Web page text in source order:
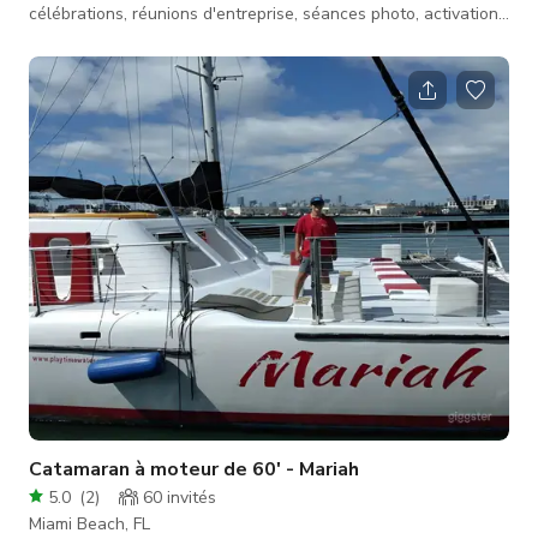
célébrations, réunions d'entreprise, séances photo, activations
de plans ouverts polyvalents, d'une décoration soignée et
d'une atmosphère de luxe discret, cet espace est conçu pour
impressionner. Des fenêtres du sol au plafond et des détails
architecturaux chics créent une ambiance lumineuse
Catamaran à moteur de 60' - Mariah
5.0 (2) 60 invités
Miami Beach, FL